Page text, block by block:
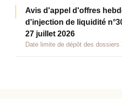
Avis d'appel d'offres
d'injection de liquidité
27 juillet 2026
Date limite de dépôt des dossiers